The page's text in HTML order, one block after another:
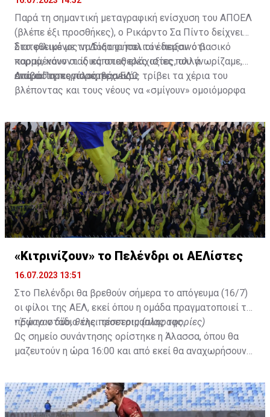
Παρά τη σημαντική μεταγραφική ενίσχυση του ΑΠΟΕΛ
(βλέπε έξι προσθήκες), ο Ρικάρντο Σα Πίντο δείχνει
διατεθειμένος να διατηρήσει τον περσινό βασικό
κορμό, κάνοντας κάποιες ελάχιστες, αλλά
απαραίτητες παρεμβάσεις.
Στο φιλικό με τη Δόξα οι παλιοί έδειξαν ότι
παραμένουν οι ίδιες σταθερές αξίες που γνωρίζαμε,
ενώ ο Πορτογάλος τεχνικός τρίβει τα χέρια του
βλέποντας και τους νέους να «σμίγουν» ομοιόμορφα
Διαβάστε περισσότεραΕΔΩ.
«Κιτρινίζουν» το Πελένδρι οι ΑΕΛίστες
16.07.2023 13:51
Στο Πελένδρι θα βρεθούν σήμερα το απόγευμα (16/7)
οι φίλοι της ΑΕΛ, εκεί όπου η ομάδα πραγματοποιεί το
πρώτο στάδιο της προετοιμασίας της.
•Έφυγαν δύο, θέλει τέσσερις (πληροφορίες)
Ως σημείο συνάντησης ορίστηκε η Άλασσα, όπου θα
μαζευτούν η ώρα 16:00 και από εκεί θα αναχωρήσουν
δώοσυν το παρών τους στην απογευματινή προπόνηση
της ομάδας.